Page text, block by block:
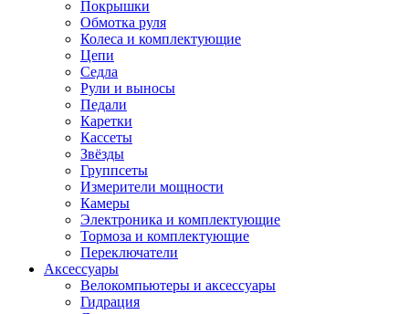
Покрышки
Обмотка руля
Колеса и комплектующие
Цепи
Седла
Рули и выносы
Педали
Каретки
Кассеты
Звёзды
Группсеты
Измерители мощности
Камеры
Электроника и комплектующие
Тормоза и комплектующие
Переключатели
Аксессуары
Велокомпьютеры и аксессуары
Гидрация